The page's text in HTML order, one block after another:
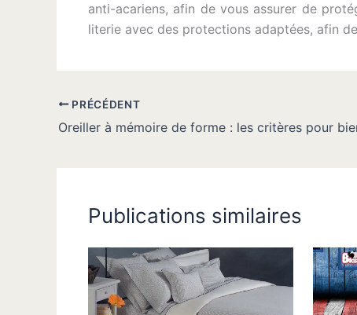
anti-acariens, afin de vous assurer de
literie avec des protections adaptées, afin
PRÉCÉDENT
Oreiller à mémoire de forme : les critères pour
Publications similaires